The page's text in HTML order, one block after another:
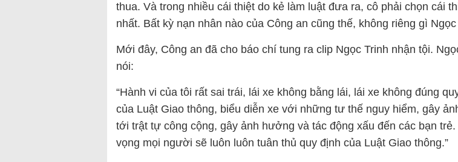
thua. Và trong nhiều cái thiệt do kẻ làm luật đưa ra, cô phải chọn cái
nhất. Bất kỳ nạn nhân nào của Công an cũng thế, không riêng gì Ngọc
Mới đây, Công an đã cho báo chí tung ra clip Ngọc Trinh nhận tội.
nói:
“Hành vi của tôi rất sai trái, lái xe không bằng lái, lái xe không đúng
của Luật Giao thông, biểu diễn xe với những tư thế nguy hiểm, gây
tới trật tự công cộng, gây ảnh hưởng và tác động xấu đến các bạn trẻ.
vọng mọi người sẽ luôn luôn tuân thủ quy định của Luật Giao thông.”